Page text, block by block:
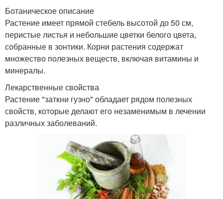
Ботаническое описание
Растение имеет прямой стебель высотой до 50 см,
перистые листья и небольшие цветки белого цвета,
собранные в зонтики. Корни растения содержат
множество полезных веществ, включая витамины и
минералы.
Лекарственные свойства
Растение "заткни гузно" обладает рядом полезных
свойств, которые делают его незаменимым в лечении
различных заболеваний.